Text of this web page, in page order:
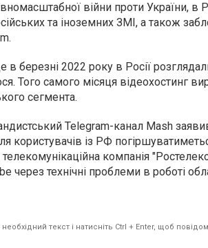
війни проти України, в
та іноземних ЗМІ, а також
в березні 2022 року в Росії
Того самого місяця відеохостинг
сегмента.
Telegram-канал Mash
користувачів із РФ
телекомунікаційна компанія
через технічні проблеми в роботі
текст і натисніть Ctrl + Enter, щоб